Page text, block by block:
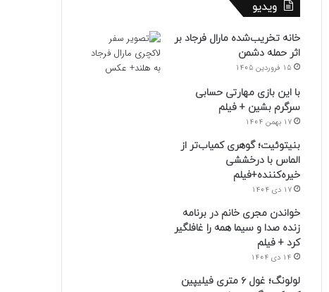
ویدیو
خانه تخریب‌شده مارال فرجاد بر
اثر حمله دشمن
15 فروردین 1405
با این بازی مهارتی حسابی
سرگرم بشین + فیلم
17 بهمن 1404
بنیتوئیت؛ گوهری کمیاب‌تر از
الماس با درخششی
خیره‌کننده+فیلم
17 دی 1404
خواندن مجری خانم در برنامه
زنده صدا و سیما همه را غافلگیر
کرد + فیلم
14 دی 1404
لولونگ؛ غول ۶ متری فیلیپین